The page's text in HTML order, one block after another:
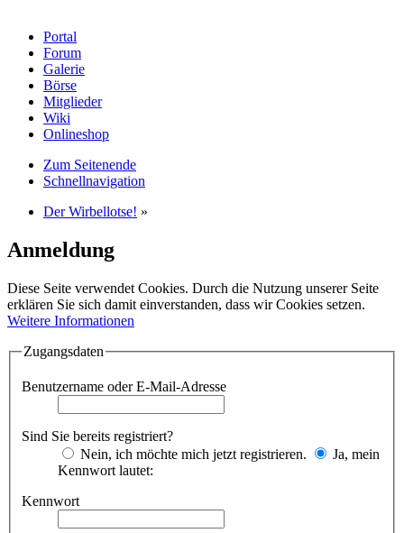
Portal
Forum
Galerie
Börse
Mitglieder
Wiki
Onlineshop
Zum Seitenende
Schnellnavigation
Der Wirbellotse! »
Anmeldung
Diese Seite verwendet Cookies. Durch die Nutzung unserer Seite
erklären Sie sich damit einverstanden, dass wir Cookies setzen.
Weitere Informationen
Zugangsdaten
Benutzername oder E-Mail-Adresse
Sind Sie bereits registriert?
Nein, ich möchte mich jetzt registrieren.
Ja, mein
Kennwort lautet:
Kennwort